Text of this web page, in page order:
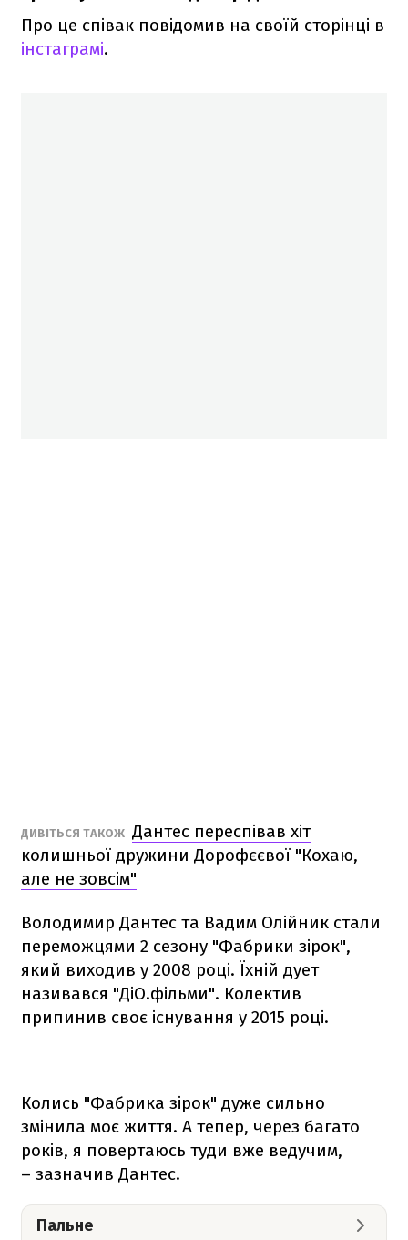
Про це співак повідомив на своїй сторінці в
інстаграмі.
ДИВІТЬСЯ ТАКОЖ Дантес переспівав хіт
колишньої дружини Дорофєєвої "Кохаю,
але не зовсім"
Володимир Дантес та Вадим Олійник стали
переможцями 2 сезону "Фабрики зірок",
який виходив у 2008 році. Їхній дует
називався "ДіО.фільми". Колектив
припинив своє існування у 2015 році.
Колись "Фабрика зірок" дуже сильно
змінила моє життя. А тепер, через багато
років, я повертаюсь туди вже ведучим,
– зазначив Дантес.
Пальне